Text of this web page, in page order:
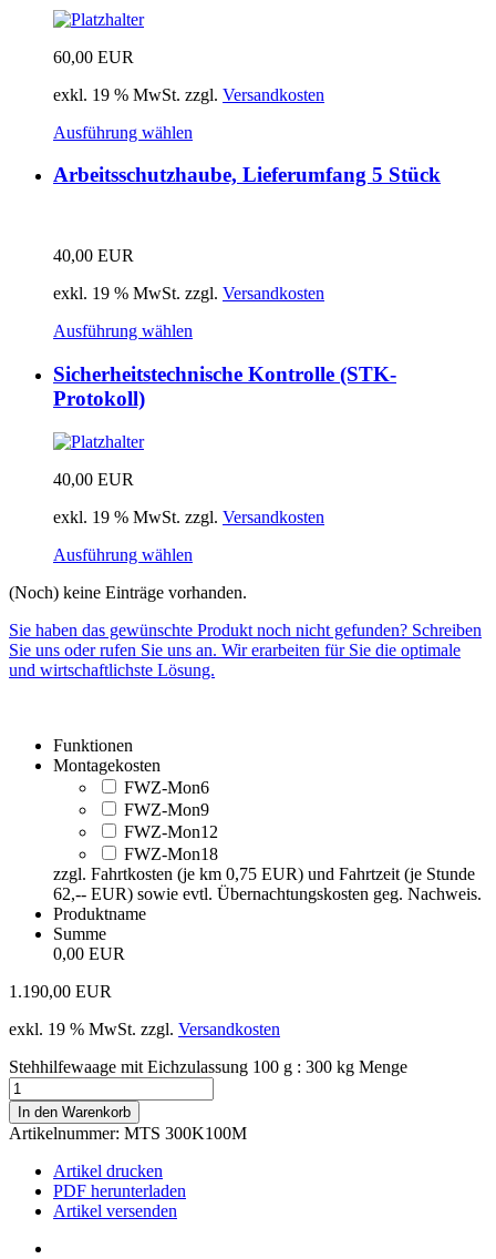
60,00 EUR
exkl. 19 % MwSt. zzgl. Versandkosten
Ausführung wählen
Arbeitsschutzhaube, Lieferumfang 5 Stück
40,00 EUR
exkl. 19 % MwSt. zzgl. Versandkosten
Ausführung wählen
Sicherheitstechnische Kontrolle (STK-
Protokoll)
40,00 EUR
exkl. 19 % MwSt. zzgl. Versandkosten
Ausführung wählen
(Noch) keine Einträge vorhanden.
Sie haben das gewünschte Produkt noch nicht gefunden? Schreiben
Sie uns oder rufen Sie uns an. Wir erarbeiten für Sie die optimale
und wirtschaftlichste Lösung.
Funktionen
Montagekosten
FWZ-Mon6
FWZ-Mon9
FWZ-Mon12
FWZ-Mon18
zzgl. Fahrtkosten (je km 0,75 EUR) und Fahrtzeit (je Stunde
62,-- EUR) sowie evtl. Übernachtungskosten geg. Nachweis.
Produktname
Summe
0,00 EUR
1.190,00 EUR
exkl. 19 % MwSt. zzgl. Versandkosten
Stehhilfewaage mit Eichzulassung 100 g : 300 kg Menge
In den Warenkorb
Artikelnummer: MTS 300K100M
Artikel drucken
PDF herunterladen
Artikel versenden